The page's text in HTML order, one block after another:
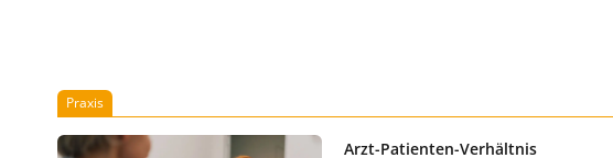
Praxis
Arzt-Patienten-Verhältnis